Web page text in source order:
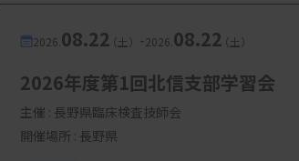
2026. 08.22（土） -2026. 08.22（土）
2026年度第1回北信支部学習会
主催 : 長野県臨床検査技師会
開催場所 : 長野県